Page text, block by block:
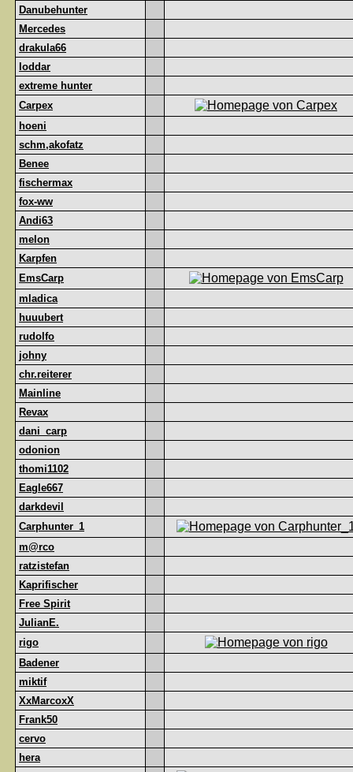
Danubehunter
Mercedes
drakula66
loddar
extreme hunter
Carpex
hoeni
schm,akofatz
Benee
fischermax
fox-ww
Andi63
melon
Karpfen
EmsCarp
mladica
huuubert
rudolfo
johny
chr.reiterer
Mainline
Revax
dani_carp
odonion
thomi1102
Eagle667
darkdevil
Carphunter_1
m@rco
ratzistefan
Kaprifischer
Free Spirit
JulianE.
rigo
Badener
miktif
XxMarcoxX
Frank50
cervo
hera